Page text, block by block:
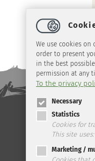
Telefon: +49 (0) 39 45 2 /
Mail:
@
We use cookies on
order to present
in the best
permission at any
To the privacy
Necessary
Statistics
Cookies for
This site
Marketing /